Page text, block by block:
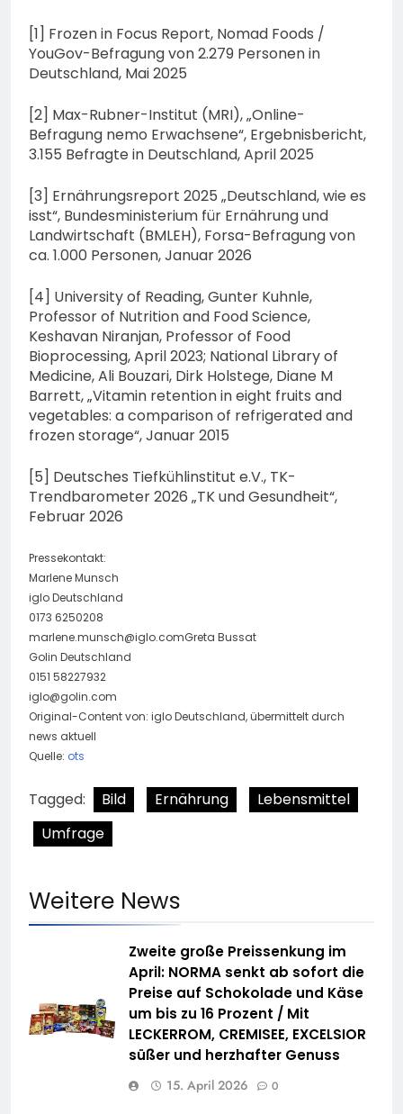
[1] Frozen in Focus Report, Nomad Foods /
YouGov-Befragung von 2.279 Personen in
Deutschland, Mai 2025
[2] Max-Rubner-Institut (MRI), „Online-
Befragung nemo Erwachsene“, Ergebnisbericht,
3.155 Befragte in Deutschland, April 2025
[3] Ernährungsreport 2025 „Deutschland, wie es
isst“, Bundesministerium für Ernährung und
Landwirtschaft (BMLEH), Forsa-Befragung von
ca. 1.000 Personen, Januar 2026
[4] University of Reading, Gunter Kuhnle,
Professor of Nutrition and Food Science,
Keshavan Niranjan, Professor of Food
Bioprocessing, April 2023; National Library of
Medicine, Ali Bouzari, Dirk Holstege, Diane M
Barrett, „Vitamin retention in eight fruits and
vegetables: a comparison of refrigerated and
frozen storage“, Januar 2015
[5] Deutsches Tiefkühlinstitut e.V., TK-
Trendbarometer 2026 „TK und Gesundheit“,
Februar 2026
Pressekontakt:
Marlene Munsch
iglo Deutschland
0173 6250208
marlene.munsch@iglo.comGreta Bussat
Golin Deutschland
0151 58227932
iglo@golin.com
Original-Content von: iglo Deutschland, übermittelt durch
news aktuell
Quelle: ots
Tagged: Bild Ernährung
Lebensmittel
Umfrage
Weitere News
Zweite große Preissenkung im
April: NORMA senkt ab sofort die
Preise auf Schokolade und Käse
um bis zu 16 Prozent / Mit
LECKERROM, CREMISEE, EXCELSIOR
süßer und herzhafter Genuss
15. April 2026 0